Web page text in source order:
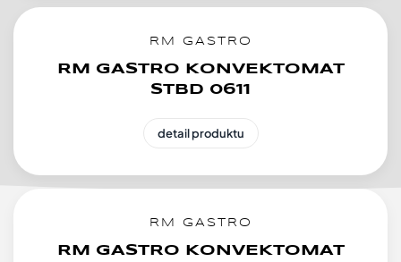
RM GASTRO
RM GASTRO KONVEKTOMAT
STBD 0611
detail produktu
RM GASTRO
RM GASTRO KONVEKTOMAT